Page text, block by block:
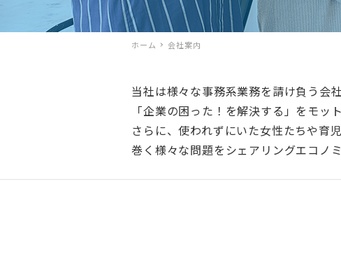
ホーム 会社案内
当社は様々な事務系業務を請け負う会社
「企業の困った！を解決する」をモッ
さらに、使われずにいた女性たちや育
巻く様々な問題をシェアリングエコノ